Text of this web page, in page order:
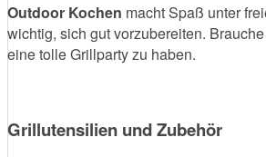
Outdoor Kochen macht Spaß unter
wichtig, sich gut vorzubereiten.
eine tolle Grillparty zu haben.
Grillutensilien und Zubehör